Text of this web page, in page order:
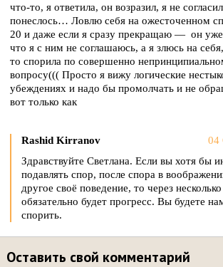
что-то, я ответила, он возразил, я не
понеслось… Ловлю себя на ожесточенном
20 и даже если я сразу прекращаю — он уже
что я с ним не соглашаюсь, а я злюсь на
то спорила по совершенно
вопросу((( Просто я вижу логические
убеждениях и надо бы промолчать и не
вот только как
Rashid Kirranov 04
Здравствуйте Светлана. Если вы хотя бы
подавлять спор, после спора в
другое своё поведение, то через
обязательно будет прогресс. Вы будете
спорить.
Оставить свой комментарий